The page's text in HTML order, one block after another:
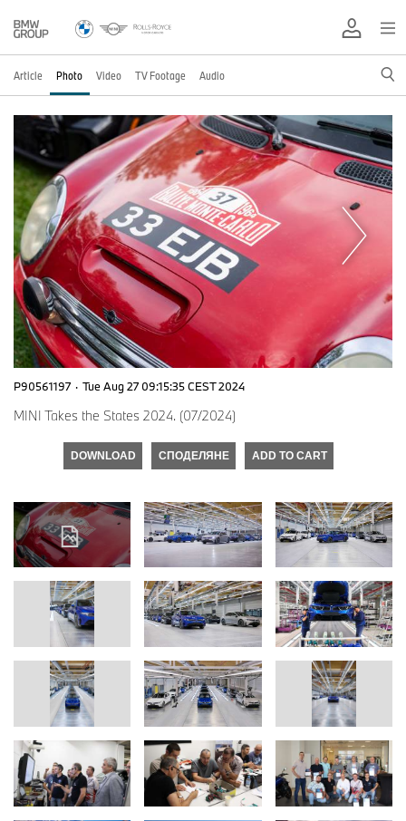
Article Photo Video TV Footage Audio
P90561197 · Tue Aug 27 09:15:35 CEST 2024
MINI Takes the States 2024. (07/2024)
DOWNLOAD СПОДЕЛЯНЕ ADD TO CART